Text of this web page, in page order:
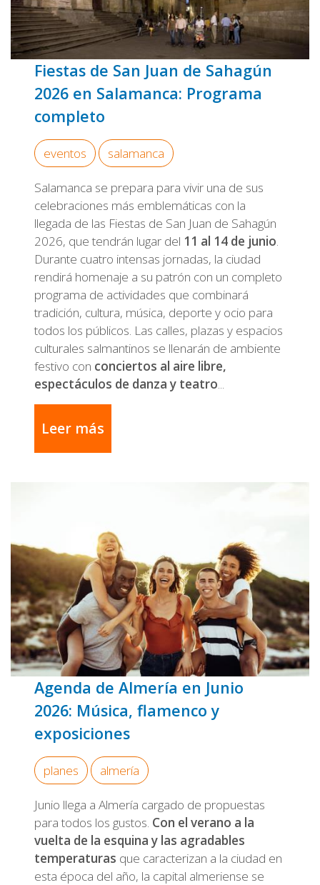
Fiestas de San Juan de Sahagún
2026 en Salamanca: Programa
completo
eventos salamanca
Salamanca se prepara para vivir una de sus
celebraciones más emblemáticas con la
llegada de las Fiestas de San Juan de Sahagún
2026, que tendrán lugar del 11 al 14 de junio.
Durante cuatro intensas jornadas, la ciudad
rendirá homenaje a su patrón con un completo
programa de actividades que combinará
tradición, cultura, música, deporte y ocio para
todos los públicos. Las calles, plazas y espacios
culturales salmantinos se llenarán de ambiente
festivo con conciertos al aire libre,
espectáculos de danza y teatro...
Leer más
Agenda de Almería en Junio
2026: Música, flamenco y
exposiciones
planes almería
Junio llega a Almería cargado de propuestas
para todos los gustos. Con el verano a la
vuelta de la esquina y las agradables
temperaturas que caracterizan a la ciudad en
esta época del año, la capital almeriense se